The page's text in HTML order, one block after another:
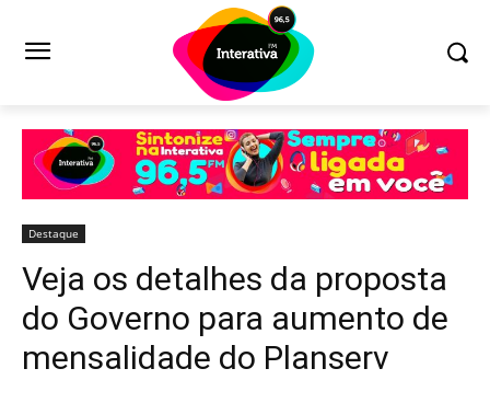
Destaque
Veja os detalhes da proposta
do Governo para aumento de
mensalidade do Planserv